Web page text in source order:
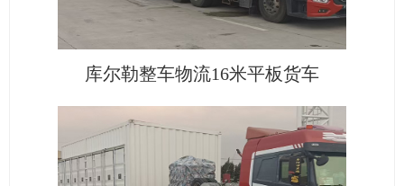
库尔勒整车物流16米平板货车